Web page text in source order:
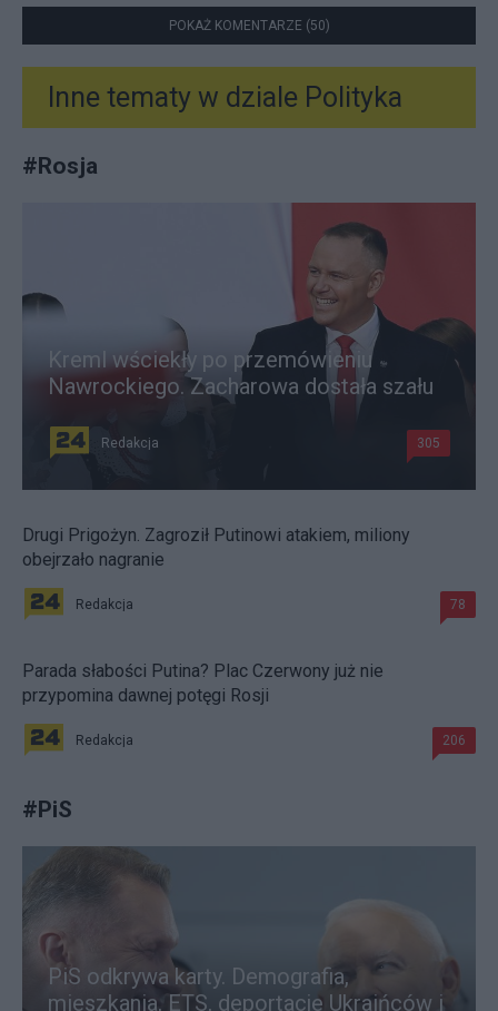
POKAŻ KOMENTARZE (50)
Inne tematy w dziale Polityka
#Rosja
Kreml wściekły po przemówieniu
Nawrockiego. Zacharowa dostała szału
Redakcja 305
Drugi Prigożyn. Zagroził Putinowi atakiem, miliony
obejrzało nagranie
Redakcja 78
Parada słabości Putina? Plac Czerwony już nie
przypomina dawnej potęgi Rosji
Redakcja 206
#PiS
PiS odkrywa karty. Demografia,
mieszkania, ETS, deportacje Ukraińców i